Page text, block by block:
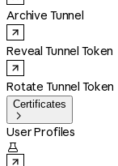
Archive Tunnel
Reveal Tunnel Token
Rotate Tunnel Token
Certificates

User Profiles
